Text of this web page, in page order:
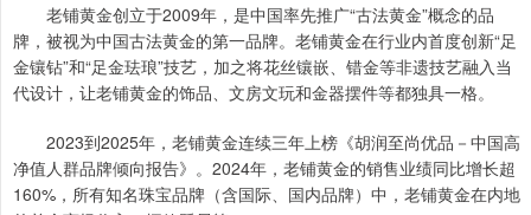
老铺黄金创立于2009年，是中国率先推广“古法黄金”概念的品
牌，被视为中国古法黄金的第一品牌。老铺黄金在行业内首度创新“足
金镶钻”和“足金珐琅”技艺，加之将花丝镶嵌、错金等非遗技艺融入当
代设计，让老铺黄金的饰品、文房文玩和金器摆件等都独具一格。
2023到2025年，老铺黄金连续三年上榜《胡润至尚优品－中国高
净值人群品牌倾向报告》。2024年，老铺黄金的销售业绩同比增长超
160%，所有知名珠宝品牌（含国际、国内品牌）中，老铺黄金在内地